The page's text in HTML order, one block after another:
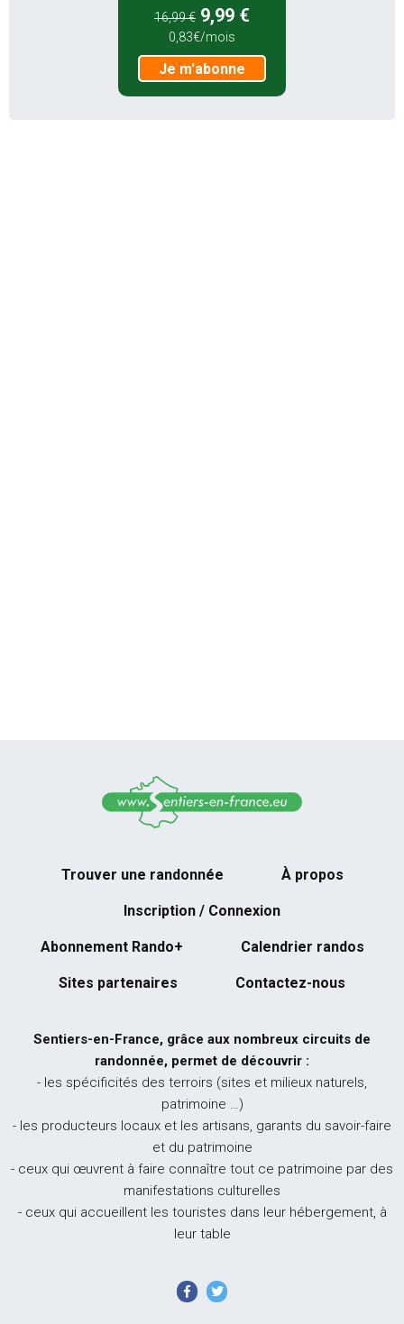
16,99 € 9,99 €
0,83€/mois
Je m'abonne
Trouver une randonnée À propos
Inscription / Connexion
Abonnement Rando+ Calendrier randos
Sites partenaires Contactez-nous
Sentiers-en-France, grâce aux nombreux circuits de
randonnée, permet de découvrir :
- les spécificités des terroirs (sites et milieux naturels,
patrimoine …)
- les producteurs locaux et les artisans, garants du savoir-faire
et du patrimoine
- ceux qui œuvrent à faire connaître tout ce patrimoine par des
manifestations culturelles
- ceux qui accueillent les touristes dans leur hébergement, à
leur table